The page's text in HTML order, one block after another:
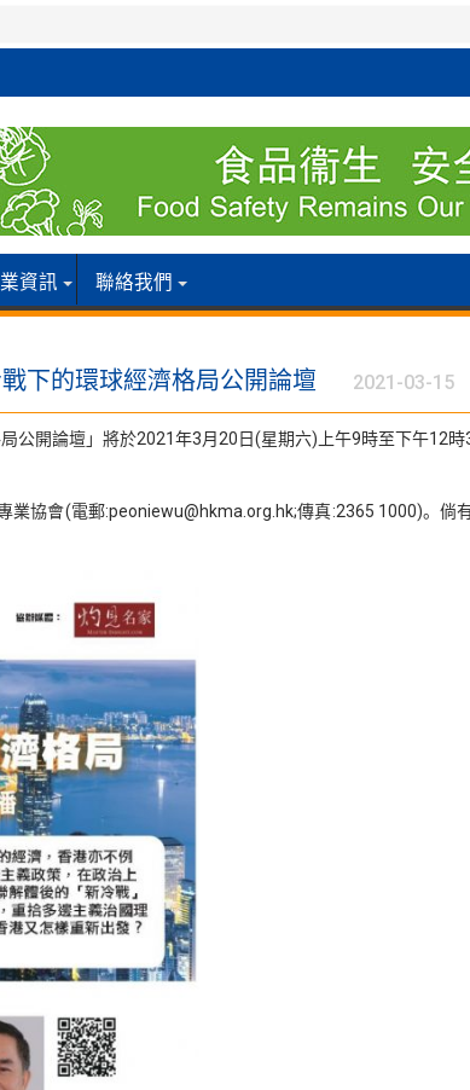
資訊 聯絡我們
下的環球經濟格局公開論壇 2021-03-15
公開論壇」將於2021年3月20日(星期六)上午9時至下午12
協會(電郵:peoniewu@hkma.org.hk;傳真:2365 1000)。倘